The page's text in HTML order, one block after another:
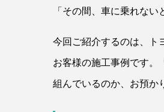
「その間、車に乗れない
今回ご紹介するのは、ト
お客様の施工事例です
組んでいるのか、お預か